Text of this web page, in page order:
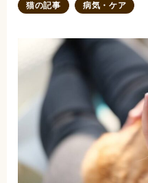
寄
猫の記事 病気・ケア